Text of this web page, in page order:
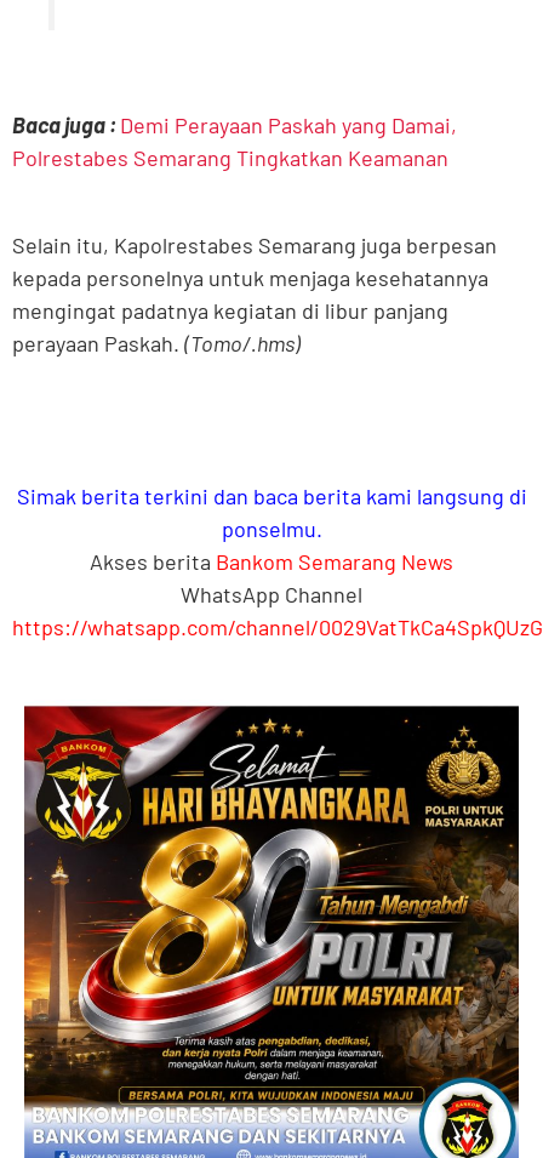
Baca juga : Demi Perayaan Paskah yang Damai,
Polrestabes Semarang Tingkatkan Keamanan
Selain itu, Kapolrestabes Semarang juga berpesan
kepada personelnya untuk menjaga kesehatannya
mengingat padatnya kegiatan di libur panjang
perayaan Paskah. (Tomo/.hms)
Simak berita terkini dan baca berita kami langsung di
ponselmu.
Akses berita Bankom Semarang News
WhatsApp Channel
https://whatsapp.com/channel/